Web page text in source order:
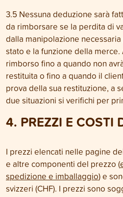
3.5 Nessuna deduzione sarà
da rimborsare se la perdita di
dalla manipolazione
stato e la funzione della merce.
rimborso fino a quando non
restituita o fino a quando il
prova della sua restituzione, a
due situazioni si verifichi per
4. PREZZI E COSTI
I prezzi elencati nelle pagine
e altre componenti del prezzo (
spedizione e imballaggio) e
svizzeri (CHF). I prezzi sono